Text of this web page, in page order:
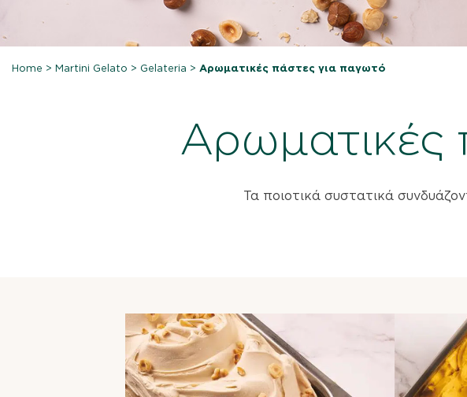
Home >Martini Gelato > Gelateria >Αρωματικές πάστες για παγωτό
Αρωματικές
Τα ποιοτικά συστατικά